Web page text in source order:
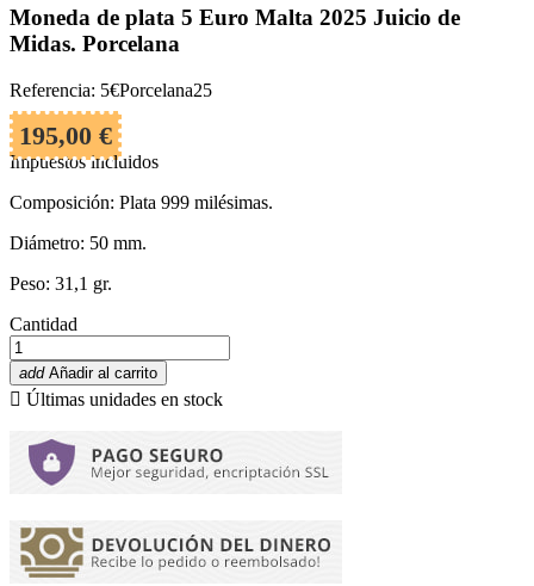
Moneda de plata 5 Euro Malta 2025 Juicio de
Midas. Porcelana
Referencia: 5€Porcelana25
195,00 €
Impuestos incluidos
Composición: Plata 999 milésimas.
Diámetro: 50 mm.
Peso: 31,1 gr.
Cantidad
add Añadir al carrito
 Últimas unidades en stock